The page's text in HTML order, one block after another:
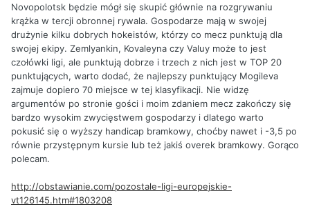
Novopolotsk będzie mógł się skupić głównie na rozgrywaniu
krążka w tercji obronnej rywala. Gospodarze mają w swojej
drużynie kilku dobrych hokeistów, którzy co mecz punktują dla
swojej ekipy. Zemlyankin, Kovaleyna czy Valuy może to jest
czołówki ligi, ale punktują dobrze i trzech z nich jest w TOP 20
punktujących, warto dodać, że najlepszy punktujący Mogileva
zajmuje dopiero 70 miejsce w tej klasyfikacji. Nie widzę
argumentów po stronie gości i moim zdaniem mecz zakończy się
bardzo wysokim zwycięstwem gospodarzy i dlatego warto
pokusić się o wyższy handicap bramkowy, choćby nawet i -3,5 po
równie przystępnym kursie lub też jakiś overek bramkowy. Gorąco
polecam.
http://obstawianie.com/pozostale-ligi-europejskie-
vt126145.htm#1803208